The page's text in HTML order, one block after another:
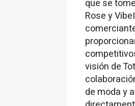
que se
Rose y
visión de
de moda y